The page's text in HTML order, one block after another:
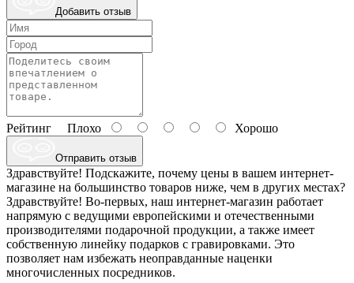
Добавить отзыв
Рейтинг Плохо Хорошо
Отправить отзыв
Здравствуйте! Подскажите, почему цены в вашем интернет-
магазине на большинство товаров ниже, чем в других местах?
Здравствуйте! Во-первых, наш интернет-магазин работает
напрямую с ведущими европейскими и отечественными
производителями подарочной продукции, а также имеет
собственную линейку подарков с гравировками. Это
позволяет нам избежать неоправданные наценки
многочисленных посредников.